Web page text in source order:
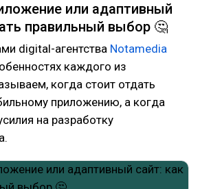
или адаптивный
правильный выбор 🤔
digital-агентства Notamedia
каждого из
когда стоит отдать
приложению, а когда
на разработку